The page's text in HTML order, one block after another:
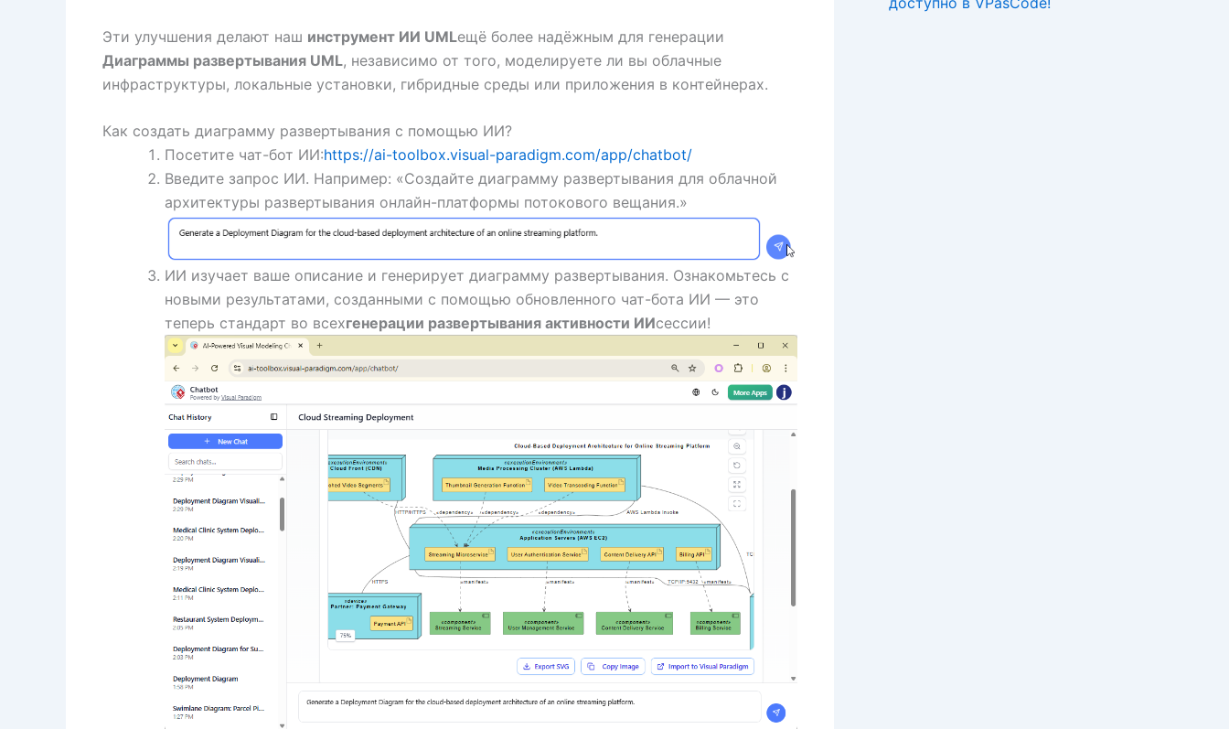
Эти улучшения делают наш инструмент ИИ UMLещё более надёжным для генерации
Диаграммы развертывания UML, независимо от того, моделируете ли вы облачные
инфраструктуры, локальные установки, гибридные среды или приложения в контейнерах.
Как создать диаграмму развертывания с помощью ИИ?
Посетите чат-бот ИИ:https://ai-toolbox.visual-paradigm.com/app/chatbot/
Введите запрос ИИ. Например: «Создайте диаграмму развертывания для облачной
архитектуры развертывания онлайн-платформы потокового вещания.»
ИИ изучает ваше описание и генерирует диаграмму развертывания. Ознакомьтесь с
новыми результатами, созданными с помощью обновленного чат-бота ИИ — это
теперь стандарт во всехгенерации развертывания активности ИИсессии!